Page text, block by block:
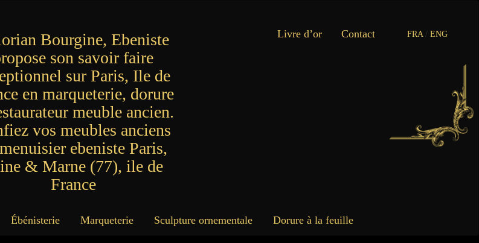
Livre d’or Contact FRA/ ENG
Ébénisterie Marqueterie Sculpture ornementale Dorure à la feuille